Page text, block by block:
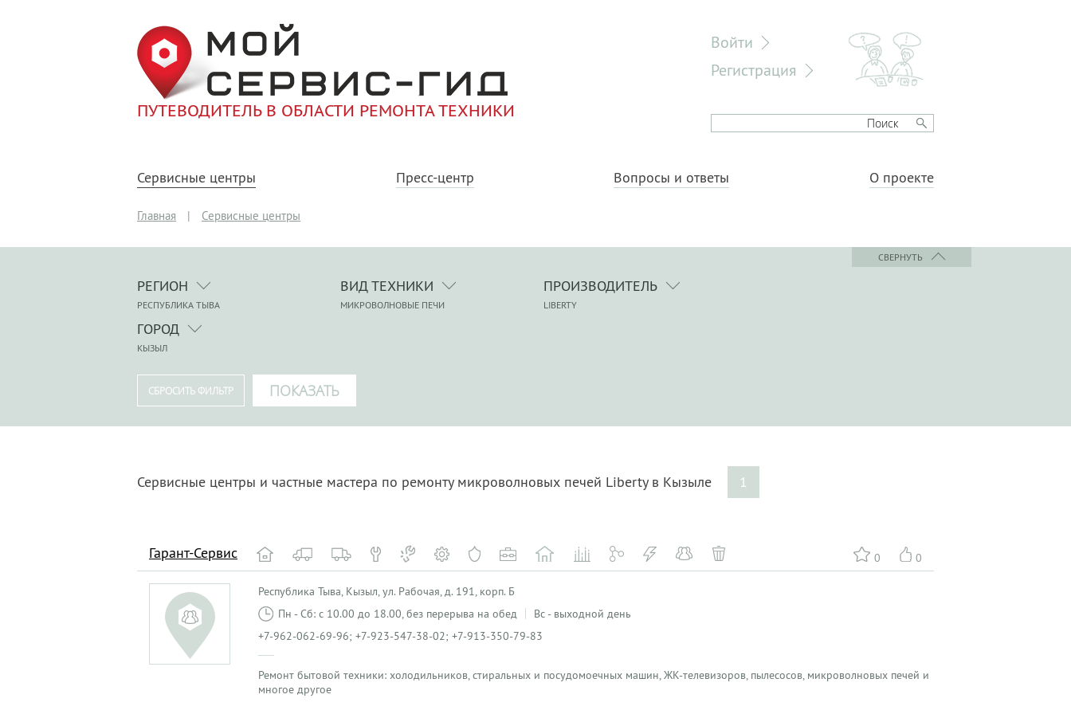
ПУТЕВОДИТЕЛЬ В ОБЛАСТИ РЕМОНТА ТЕХНИКИ
Войти
Регистрация
Сервисные центры Пресс-центр Вопросы и ответы О проекте
Главная | Сервисные центры
СВЕРНУТЬ
РЕГИОН
РЕСПУБЛИКА ТЫВА
ВИД ТЕХНИКИ
МИКРОВОЛНОВЫЕ ПЕЧИ
ПРОИЗВОДИТЕЛЬ
LIBERTY
ГОРОД
КЫЗЫЛ
Сервисные центры и частные мастера по ремонту микроволновых печей Liberty в Кызыле 1
0 0
Гарант-Сервис
Республика Тыва, Кызыл, ул. Рабочая, д. 191, корп. Б
Пн - Сб: с 10.00 до 18.00, без перерыва на обед
Вс - выходной день
+7-962-062-69-96; +7-923-547-38-02; +7-913-350-79-83
Ремонт бытовой техники: холодильников, стиральных и посудомоечных машин, ЖК-телевизоров, пылесосов, микроволновых печей и
многое другое